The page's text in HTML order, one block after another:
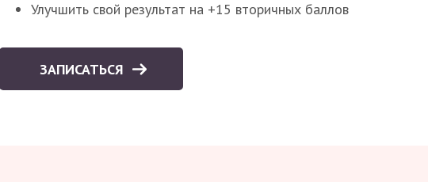
Улучшить свой результат на +15 вторичных баллов
ЗАПИСАТЬСЯ